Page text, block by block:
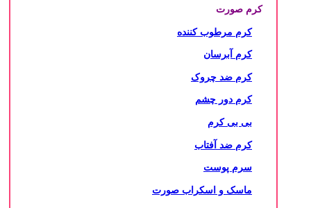
کرم صورت
کرم مرطوب کننده
کرم آبرسان
کرم ضد چروک
کرم دور چشم
بی بی کرم
کرم ضد آفتاب
سرم پوست
ماسک و اسکراب صورت